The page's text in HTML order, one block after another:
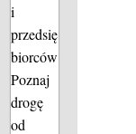
i
przedsię
biorców
Poznaj
drogę
od